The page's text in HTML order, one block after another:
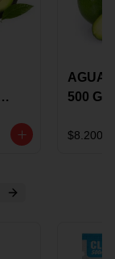
500
$8.200